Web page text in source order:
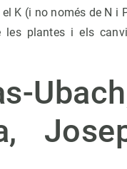
K (i no només de N i
les plantes i els